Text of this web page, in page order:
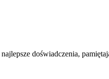
doświadczenia,